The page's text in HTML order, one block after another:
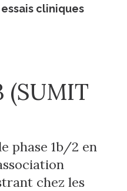
cliniques
(SUMIT
phase 1b/2 en
chez les